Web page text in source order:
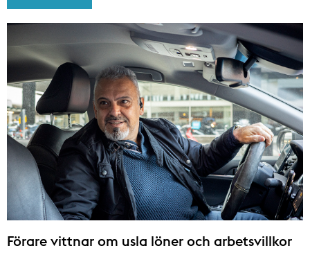
Förare vittnar om usla löner och arbetsvillkor